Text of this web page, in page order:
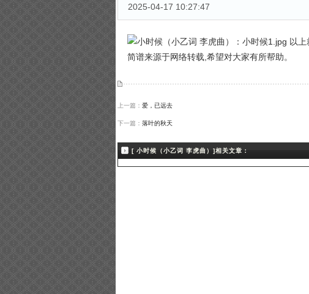
2025-04-17 10:27:47
以
简谱来源于网络转载,希望对大家有所帮助。
上一篇： 爱，已远去
下一篇： 落叶的秋天
[ 小时候（小乙词 李虎曲）]相关文章：